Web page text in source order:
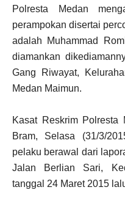
Polresta Medan
perampokan disertai
adalah Muhammad
diamankan
Gang Riwayat,
Medan Maimun.
Kasat Reskrim Polresta
Bram, Selasa (31/3/
pelaku berawal dari
Jalan Berlian Sari,
tanggal 24 Maret 2015